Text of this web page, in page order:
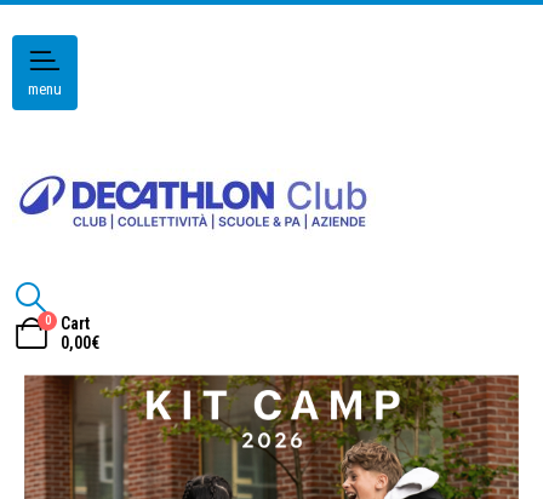
menu
0
Cart
0,00€